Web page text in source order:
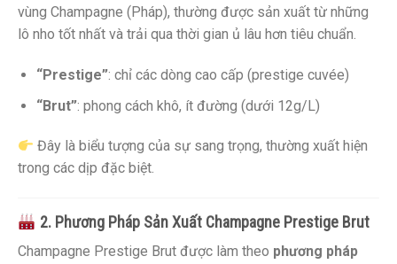
vùng Champagne (Pháp), thường được sản xuất từ những
lô nho tốt nhất và trải qua thời gian ủ lâu hơn tiêu chuẩn.
“Prestige”: chỉ các dòng cao cấp (prestige cuvée)
“Brut”: phong cách khô, ít đường (dưới 12g/L)
Đây là biểu tượng của sự sang trọng, thường xuất hiện
trong các dịp đặc biệt.
2. Phương Pháp Sản Xuất Champagne Prestige Brut
Champagne Prestige Brut được làm theo phương pháp